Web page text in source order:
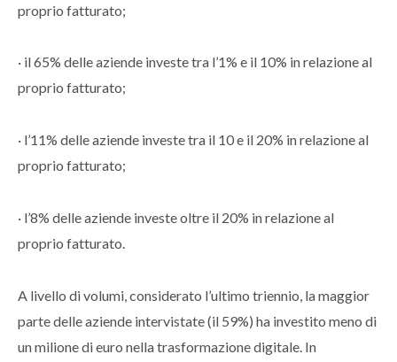
proprio fatturato;
· il 65% delle aziende investe tra l’1% e il 10% in relazione al
proprio fatturato;
· l’11% delle aziende investe tra il 10 e il 20% in relazione al
proprio fatturato;
· l’8% delle aziende investe oltre il 20% in relazione al
proprio fatturato.
A livello di volumi, considerato l’ultimo triennio, la maggior
parte delle aziende intervistate (il 59%) ha investito meno di
un milione di euro nella trasformazione digitale. In